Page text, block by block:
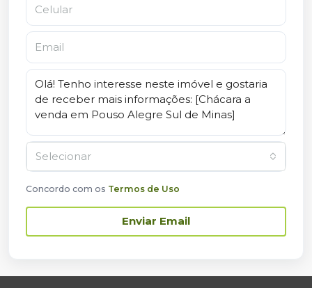
Selecionar
Concordo com os Termos de Uso
Enviar Email